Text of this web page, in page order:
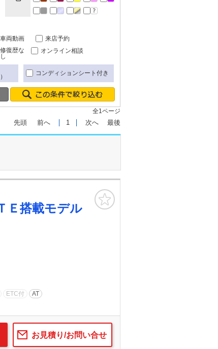
車両動画
来店予約
修復歴な
し
オンライン相談
コンディションシート付き
全1ページ
先頭 前へ 1 次へ 最後
搭載モデル
ETC付 AT
お見積り/お問い合せ